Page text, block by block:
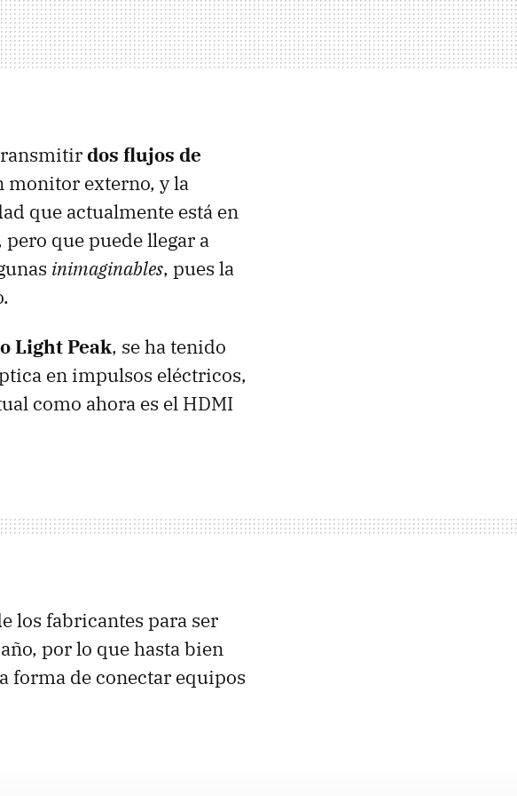
dos flujos de
monitor externo, y la
que actualmente está en
que puede llegar a
inimaginables, pues la
Light Peak, se ha tenido
en impulsos eléctricos,
como ahora es el HDMI
los fabricantes para ser
por lo que hasta bien
forma de conectar equipos